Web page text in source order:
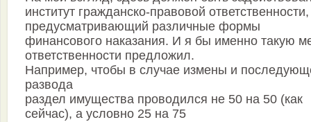
институт гражданско-правовой ответственности,
предусматривающий различные формы
финансового наказания. И я бы именно такую
ответственности предложил.
Например, чтобы в случае измены и
развода
раздел имущества проводился не 50 на 50 (как
сейчас), а условно 25 на 75